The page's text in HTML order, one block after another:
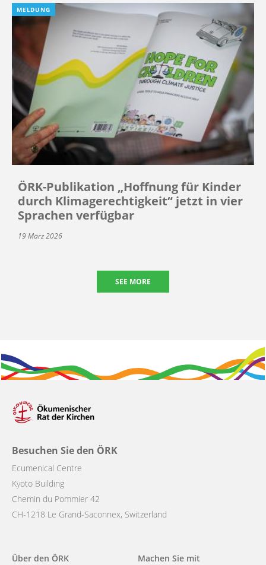
MELDUNG
ÖRK-Publikation „Hoffnung für Kinder
durch Klimagerechtigkeit“ jetzt in vier
Sprachen verfügbar
19 März 2026
SEE MORE
Besuchen Sie den ÖRK
Ecumenical Centre
Kyoto Building
Chemin du Pommier 42
CH-1218 Le Grand-Saconnex, Switzerland
Main
Über den ÖRK Machen Sie mit